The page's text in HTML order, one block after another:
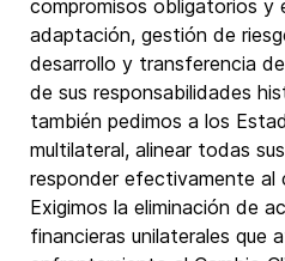
compromisos obligatorios
adaptación, gestión de
desarrollo y transferencia
de sus responsabilidades
también pedimos a los
multilateral, alinear todas
responder efectivamente al
Exigimos la eliminación de
financieras unilaterales que